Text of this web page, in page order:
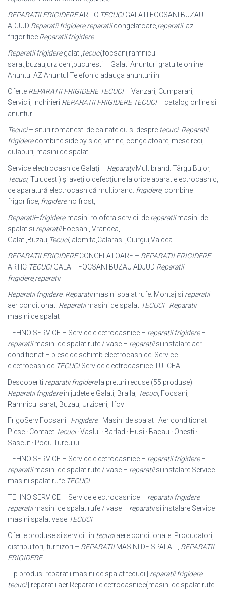
REPARATII FRIGIDEREARTIC TECUCIGALATI FOCSANI BUZAU
ADJUD Reparatii frigidere,reparatiicongelatoare,reparatiilazi
frigorifice Reparatii frigidere
Reparatii frigideregalati,tecuci,focsani,ramnicul
sarat,buzau,urziceni,bucuresti – Galati Anunturi gratuite online
Anuntul AZ Anuntul Telefonic adauga anunturi in
Oferte REPARATII FRIGIDERE TECUCI– Vanzari, Cumparari,
Servicii, Inchirieri REPARATII FRIGIDERE TECUCI– catalog online si
anunturi.
Tecuci– situri romanesti de calitate cu si despre tecuci. Reparatii
frigiderecombine side by side, vitrine, congelatoare, mese reci,
dulapuri, masini de spalat
Service electrocasnice Galaţi – ReparaţiiMultibrand. Târgu Bujor,
Tecuci, Tuluceşti) şi aveţi o defecţiune la orice aparat electrocasnic,
de aparatură electrocasnică multibrand: frigidere, combine
frigorifice, frigidereno frost,
Reparatii–frigidere-masini.ro ofera servicii de reparatiimasini de
spalat si reparatiiFocsani, Vrancea,
Galati,Buzau,Tecuci,Ialomita,Calarasi ,Giurgiu,Valcea.
REPARATII FRIGIDERECONGELATOARE – REPARATII FRIGIDERE
ARTIC TECUCIGALATI FOCSANI BUZAU ADJUD Reparatii
frigidere,reparatii
Reparatii frigidere. Reparatiimasini spalat rufe. Montaj si reparatii
aer conditionat. Reparatiimasini de spalat TECUCI· Reparatii
masini de spalat
TEHNO SERVICE – Service electrocasnice – reparatii frigidere–
reparatiimasini de spalat rufe / vase – reparatiisi instalare aer
conditionat – piese de schimb electrocasnice. Service
electrocasnice TECUCIService electrocasnice TULCEA
Descoperiti reparatii frigiderela preturi reduse (55 produse)
Reparatii frigiderein judetele Galati, Braila, Tecuci, Focsani,
Ramnicul sarat, Buzau, Urziceni, Ilfov
FrigoServ Focsani · Frigidere· Masini de spalat · Aer conditionat ·
Piese · Contact Tecuci· Vaslui · Barlad · Husi · Bacau · Onesti ·
Sascut · Podu Turcului
TEHNO SERVICE – Service electrocasnice – reparatii frigidere–
reparatiimasini de spalat rufe / vase – reparatiisi instalare Service
masini spalat rufe TECUCI
TEHNO SERVICE – Service electrocasnice – reparatii frigidere–
reparatiimasini de spalat rufe / vase – reparatiisi instalare Service
masini spalat vase TECUCI
Oferte produse si servicii: in tecuciaere conditionate. Producatori,
distribuitori, furnizori – REPARATIIMASINI DE SPALAT , REPARATII
FRIGIDERE
Tip produs: reparatii masini de spalat tecuci | reparatii frigidere
tecuci| reparatii aer Reparatii electrocasnice(masini de spalat rufe